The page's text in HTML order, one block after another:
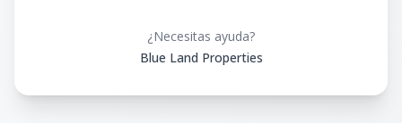
¿Necesitas ayuda?
Blue Land Properties